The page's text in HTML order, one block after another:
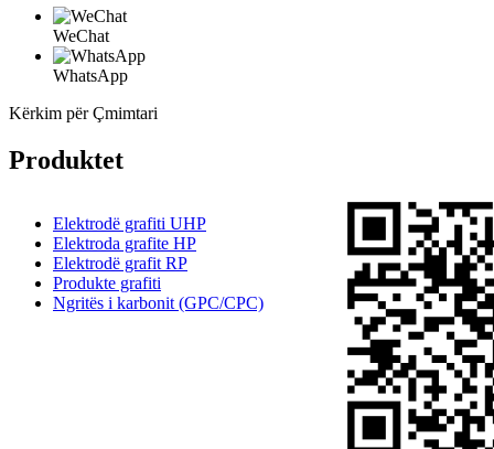
WeChat
WhatsApp
Kërkim për Çmimtari
Produktet
Elektrodë grafiti UHP
Elektroda grafite HP
Elektrodë grafit RP
Produkte grafiti
Ngritës i karbonit (GPC/CPC)